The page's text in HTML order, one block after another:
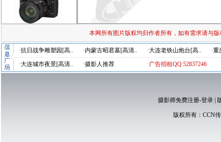
本网所有图片版权均归作者所有，如有需求请与
·抗日战争雕塑园[高.. ·内蒙古昭君墓[高清.. ·大连老铁山炮台[高..
·
·大连城市夜景[高清..
·摄影人推荐 ·广告招租QQ:52837246
摄影师免费注册-登录|
版权所有： CCN